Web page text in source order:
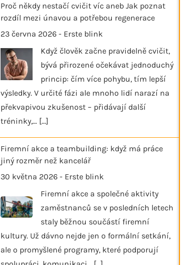
Proč někdy nestačí cvičit víc aneb Jak poznat
rozdíl mezi únavou a potřebou regenerace
23 června 2026 - Erste blink
Když člověk začne pravidelně cvičit,
bývá přirozené očekávat jednoduchý
princip: čím více pohybu, tím lepší
výsledky. V určité fázi ale mnoho lidí narazí na
překvapivou zkušenost – přidávají další
tréninky,… [...]
Firemní akce a teambuilding: když má práce
jiný rozměr než kancelář
30 května 2026 - Erste blink
Firemní akce a společné aktivity
zaměstnanců se v posledních letech
staly běžnou součástí firemní
kultury. Už dávno nejde jen o formální setkání,
ale o promyšlené programy, které podporují